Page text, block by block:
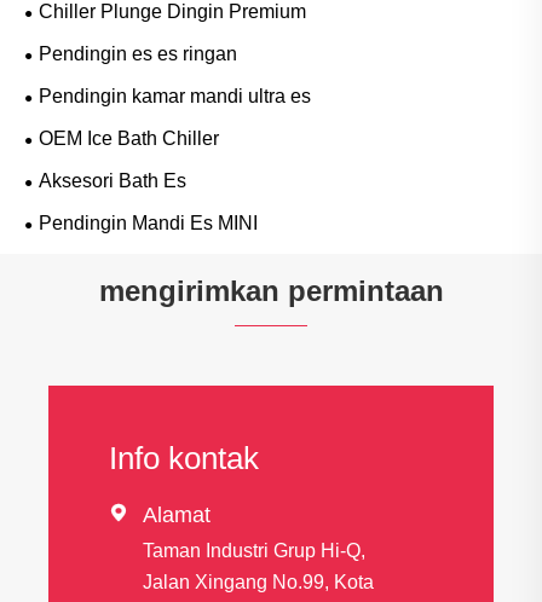
Chiller Plunge Dingin Premium
Pendingin es es ringan
Pendingin kamar mandi ultra es
OEM Ice Bath Chiller
Aksesori Bath Es
Pendingin Mandi Es MINI
mengirimkan permintaan
Info kontak
 Alamat
Taman Industri Grup Hi-Q,
Jalan Xingang No.99, Kota